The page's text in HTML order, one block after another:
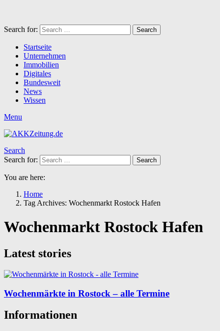
Search for: Search
Startseite
Unternehmen
Immobilien
Digitales
Bundesweit
News
Wissen
Menu
Search
Search for:
Search
You are here:
Home
Tag Archives: Wochenmarkt Rostock Hafen
Wochenmarkt Rostock Hafen
Latest stories
Wochenmärkte in Rostock – alle Termine
Informationen